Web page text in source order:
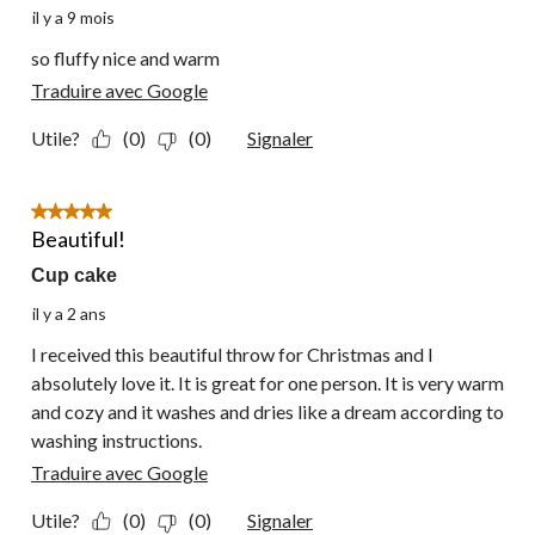
il y a 9 mois
so fluffy nice and warm
Traduire avec Google
Utile? (0) (0) Signaler
5 étoile(s) sur 5.
Beautiful!
Cup cake
il y a 2 ans
I received this beautiful throw for Christmas and I
absolutely love it. It is great for one person. It is very warm
and cozy and it washes and dries like a dream according to
washing instructions.
Traduire avec Google
Utile? (0) (0) Signaler